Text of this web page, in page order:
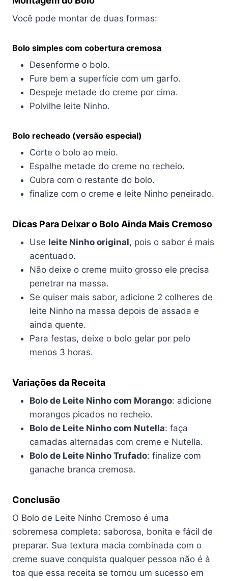
Você pode montar de duas formas:
Bolo simples com cobertura cremosa
Desenforme o bolo.
Fure bem a superfície com um garfo.
Despeje metade do creme por cima.
Polvilhe leite Ninho.
Bolo recheado (versão especial)
Corte o bolo ao meio.
Espalhe metade do creme no recheio.
Cubra com o restante do bolo.
finalize com o creme e leite Ninho peneirado.
Dicas Para Deixar o Bolo Ainda Mais Cremoso
Use leite Ninho original, pois o sabor é mais
acentuado.
Não deixe o creme muito grosso ele precisa
penetrar na massa.
Se quiser mais sabor, adicione 2 colheres de
leite Ninho na massa depois de assada e
ainda quente.
Para festas, deixe o bolo gelar por pelo
menos 3 horas.
Variações da Receita
Bolo de Leite Ninho com Morango: adicione
morangos picados no recheio.
Bolo de Leite Ninho com Nutella: faça
camadas alternadas com creme e Nutella.
Bolo de Leite Ninho Trufado: finalize com
ganache branca cremosa.
Conclusão
O Bolo de Leite Ninho Cremoso é uma
sobremesa completa: saborosa, bonita e fácil de
preparar. Sua textura macia combinada com o
creme suave conquista qualquer pessoa não é à
toa que essa receita se tornou um sucesso em